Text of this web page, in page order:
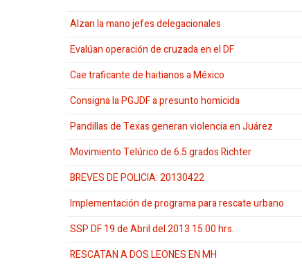
Alzan la mano jefes delegacionales
Evalúan operación de cruzada en el DF
Cae traficante de haitianos a México
Consigna la PGJDF a presunto homicida
Pandillas de Texas generan violencia en Juárez
Movimiento Telúrico de 6.5 grados Richter
BREVES DE POLICIA: 20130422
Implementación de programa para rescate urbano
SSP DF 19 de Abril del 2013 15:00 hrs.
RESCATAN A DOS LEONES EN MH